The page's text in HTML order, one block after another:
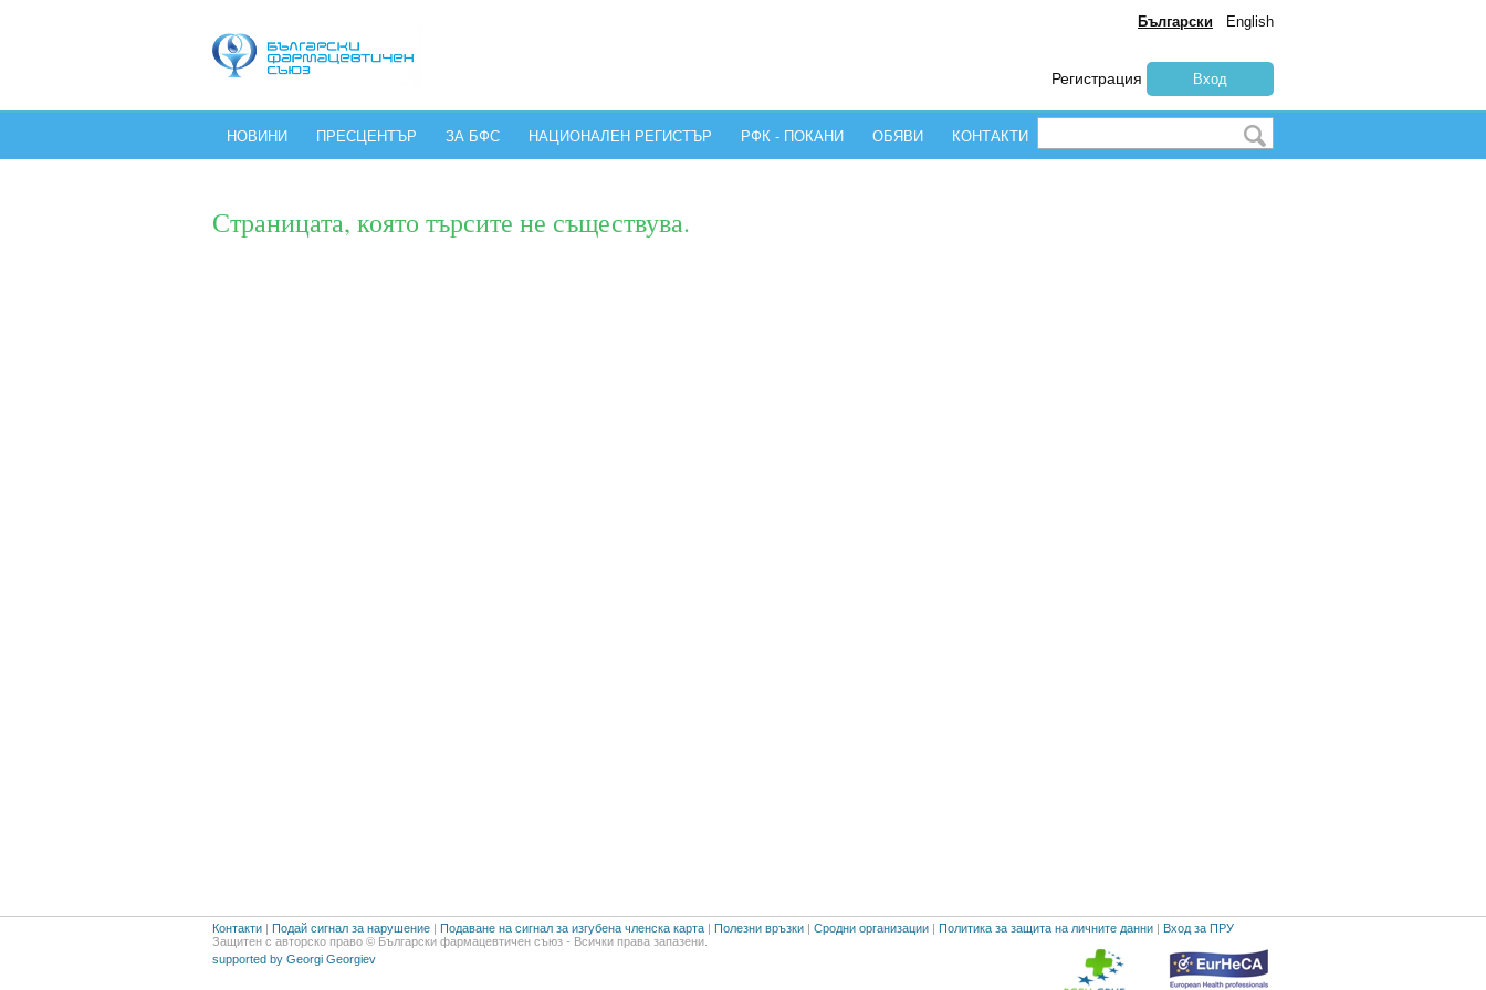
Български English
Регистрация Вход
НОВИНИ ПРЕСЦЕНТЪР ЗА БФС НАЦИОНАЛЕН РЕГИСТЪР РФК - ПОКАНИ ОБЯВИ КОНТАКТИ
Страницата, която търсите не съществува.
Контакти | Подай сигнал за нарушение | Подаване на сигнал за изгубена членска карта | Полезни връзки | Сродни организации | Политика за защита на личните данни | Вход за ПРУ
Защитен с авторско право © Български фармацевтичен съюз - Всички права запазени.
supported by Georgi Georgiev